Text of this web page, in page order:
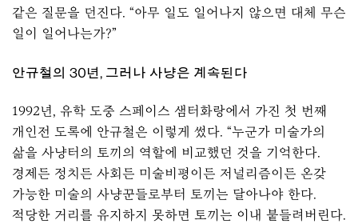
같은 질문을 던진다. “아무 일도 일어나지 않으면 대체 무슨
일이 일어나는가?”
안규철의 30년, 그러나 사냥은 계속된다
1992년, 유학 도중 스페이스 샘터화랑에서 가진 첫 번째
개인전 도록에 안규철은 이렇게 썼다. “누군가 미술가의
삶을 사냥터의 토끼의 역할에 비교했던 것을 기억한다.
경제든 정치든 사회든 미술비평이든 저널리즘이든 온갖
가능한 미술의 사냥꾼들로부터 토끼는 달아나야 한다.
적당한 거리를 유지하지 못하면 토끼는 이내 붙들려버린다.